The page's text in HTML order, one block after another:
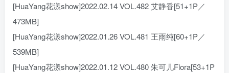
[HuaYang花漾show]2022.02.14 VOL.482 艾静香[51+1P／
473MB]
[HuaYang花漾show]2022.01.26 VOL.481 王雨纯[60+1P／
539MB]
[HuaYang花漾show]2022.01.12 VOL.480 朱可儿Flora[53+1P